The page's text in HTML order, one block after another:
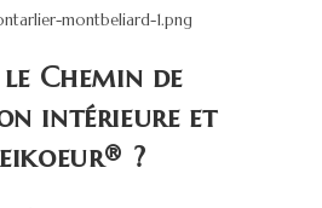
montbeliard-1.png
Chemin de
intérieure et
?